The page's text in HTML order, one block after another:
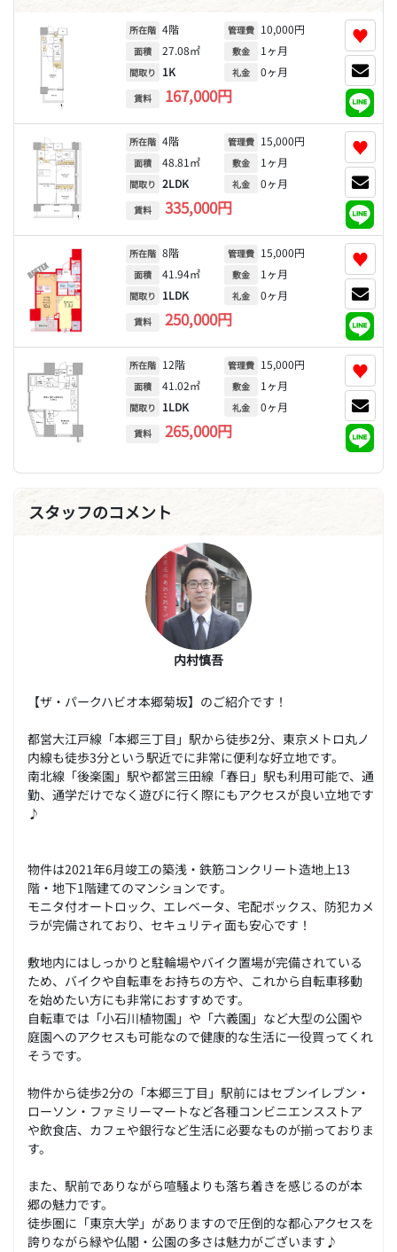
所在階 4階
面積 27.08㎡
間取り 1K
賃料 167,000円
管理費 10,000円
敷金 1ヶ月
礼金 0ヶ月
♥
所在階 4階
面積 48.81㎡
間取り 2LDK
賃料 335,000円
管理費 15,000円
敷金 1ヶ月
礼金 0ヶ月
♥
所在階 8階
面積 41.94㎡
間取り 1LDK
賃料 250,000円
管理費 15,000円
敷金 1ヶ月
礼金 0ヶ月
♥
所在階 12階
面積 41.02㎡
間取り 1LDK
賃料 265,000円
管理費 15,000円
敷金 1ヶ月
礼金 0ヶ月
♥
スタッフのコメント
内村慎吾
【ザ・パークハビオ本郷菊坂】のご紹介です！
都営大江戸線「本郷三丁目」駅から徒歩2分、東京メトロ丸ノ
内線も徒歩3分という駅近でに非常に便利な好立地です。
南北線「後楽園」駅や都営三田線「春日」駅も利用可能で、通
勤、通学だけでなく遊びに行く際にもアクセスが良い立地です
♪
物件は2021年6月竣工の築浅・鉄筋コンクリート造地上13
階・地下1階建てのマンションです。
モニタ付オートロック、エレベータ、宅配ボックス、防犯カメ
ラが完備されており、セキュリティ面も安心です！
敷地内にはしっかりと駐輪場やバイク置場が完備されている
ため、バイクや自転車をお持ちの方や、これから自転車移動
を始めたい方にも非常におすすめです。
自転車では「小石川植物園」や「六義園」など大型の公園や
庭園へのアクセスも可能なので健康的な生活に一役買ってくれ
そうです。
物件から徒歩2分の「本郷三丁目」駅前にはセブンイレブン・
ローソン・ファミリーマートなど各種コンビニエンスストア
や飲食店、カフェや銀行など生活に必要なものが揃っておりま
す。
また、駅前でありながら喧騒よりも落ち着きを感じるのが本
郷の魅力です。
徒歩圏に「東京大学」がありますので圧倒的な都心アクセスを
誇りながら緑や仏閣・公園の多さは魅力がございます♪